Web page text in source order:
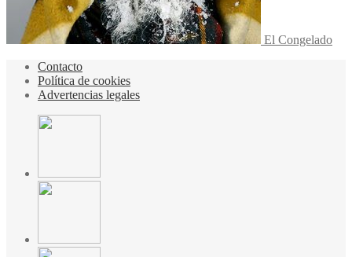
El Congelado
Contacto
Política de cookies
Advertencias legales